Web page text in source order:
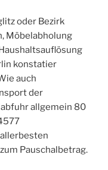
oder Bezirk
Möbelabholung
konstatier
auch
der
allgemein 80
Pauschalbetrag.